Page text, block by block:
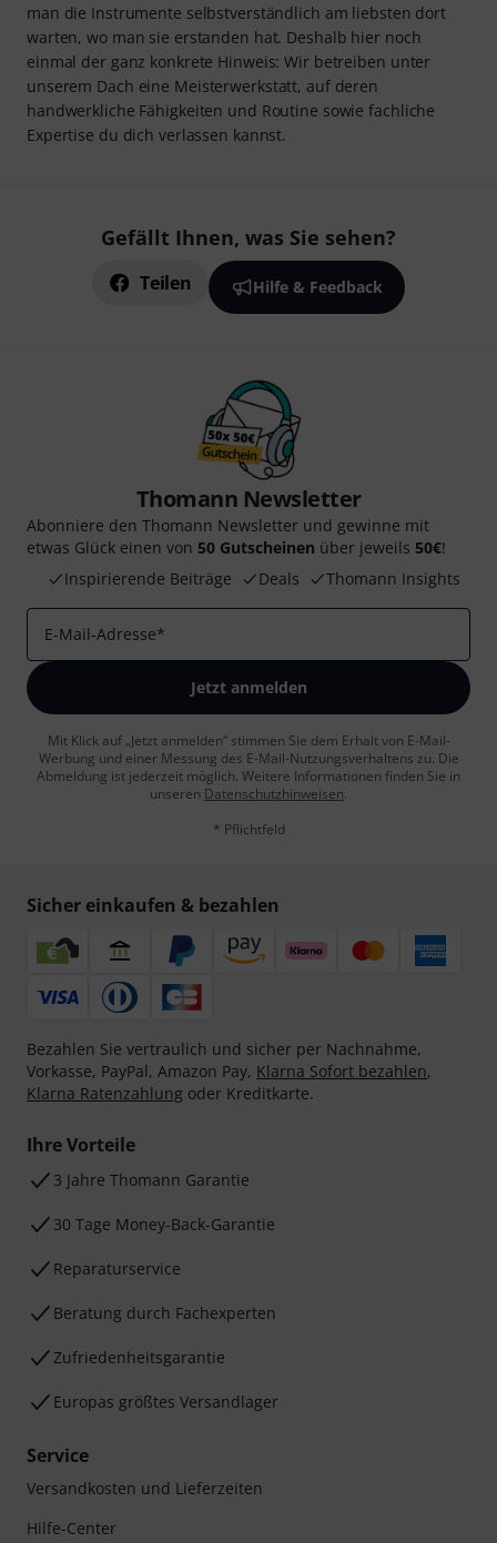
man die Instrumente selbstverständlich am liebsten dort
warten, wo man sie erstanden hat. Deshalb hier noch
einmal der ganz konkrete Hinweis: Wir betreiben unter
unserem Dach eine Meisterwerkstatt, auf deren
handwerkliche Fähigkeiten und Routine sowie fachliche
Expertise du dich verlassen kannst.
Gefällt Ihnen, was Sie sehen?
Teilen Hilfe & Feedback
Thomann Newsletter
Abonniere den Thomann Newsletter und gewinne mit
etwas Glück einen von 50 Gutscheinen über jeweils 50€!
Inspirierende Beiträge
Deals Thomann Insights
E-Mail-Adresse*
Jetzt anmelden
Mit Klick auf „Jetzt anmelden“ stimmen Sie dem Erhalt von E-Mail-
Werbung und einer Messung des E-Mail-Nutzungsverhaltens zu. Die
Abmeldung ist jederzeit möglich. Weitere Informationen finden Sie in
unseren Datenschutzhinweisen.
* Pflichtfeld
Sicher einkaufen & bezahlen
Bezahlen Sie vertraulich und sicher per Nachnahme,
Vorkasse, PayPal, Amazon Pay, Klarna Sofort bezahlen,
Klarna Ratenzahlung oder Kreditkarte.
Ihre Vorteile
3 Jahre Thomann Garantie
30 Tage Money-Back-Garantie
Reparaturservice
Beratung durch Fachexperten
Zufriedenheitsgarantie
Europas größtes Versandlager
Service
Versandkosten und Lieferzeiten
Hilfe-Center